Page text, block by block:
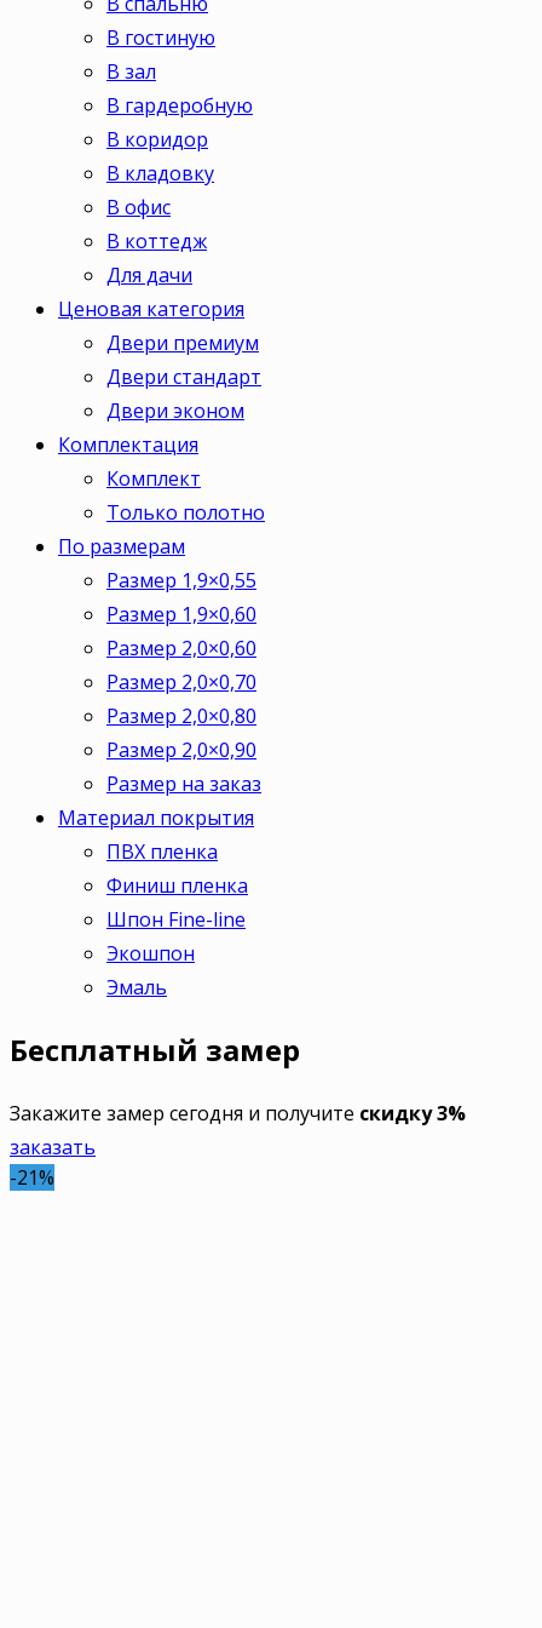
В гостиную
В зал
В гардеробную
В коридор
В кладовку
В офис
В коттедж
Для дачи
Ценовая категория
Двери премиум
Двери стандарт
Двери эконом
Комплектация
Комплект
Только полотно
По размерам
Размер 1,9×0,55
Размер 1,9×0,60
Размер 2,0×0,60
Размер 2,0×0,70
Размер 2,0×0,80
Размер 2,0×0,90
Размер на заказ
Материал покрытия
ПВХ пленка
Финиш пленка
Шпон Fine-line
Экошпон
Эмаль
Бесплатный замер
Закажите замер сегодня и получите скидку 3%
заказать
-21%